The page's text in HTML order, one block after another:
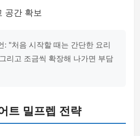
공간 확보
: "처음 시작할 때는 간단한 요리
리고 조금씩 확장해 나가면 부담
트 밀프렙 전략